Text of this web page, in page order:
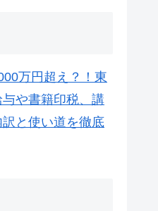
万円超え？！東
や書籍印税、講
と使い道を徹底